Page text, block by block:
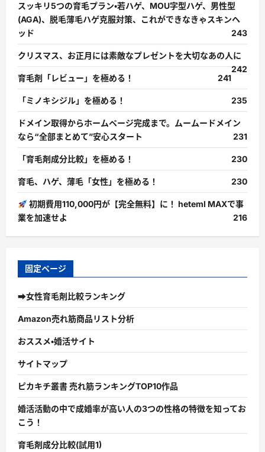
スッキリ5つの育毛プラン・若ハゲ、MOU字型ハゲ、男性型
(AGA)、脱毛薄毛ハゲ克服対策、これができなきゃスキンヘ
ッド
243
クリスマス、お正月には素敵なプレゼントを大切なあの人に
242
育毛剤「レビュー」を極める！
241
「ミノキシジル」を極める！ 235
ドメイン取得からホームページ完成まで。ムームードメイン
なら“全部まとめて”安心スタート
231
「育毛剤成分比較」を極める！ 230
育毛、ハゲ、薄毛「女性」を極める！ 230
初期費用110,000円が【完全無料】に！ heteml MAXで事
業を加速せよ
216
固定ページ
➡女性育毛剤比較ランキング
Amazon売れ筋商品リスト分析
おススメ・婚活サイト
サイトマップ
ピカキチ叢書 売れ筋ランキングTOP10作品
婚活活動の中で成婚率が高い人の3つの性格の特徴を知ってお
こう！
育毛剤成分比較(試用1)